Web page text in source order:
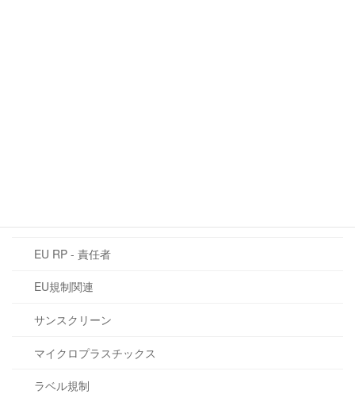
EU RP - 責任者
EU規制関連
サンスクリーン
マイクロプラスチックス
ラベル規制